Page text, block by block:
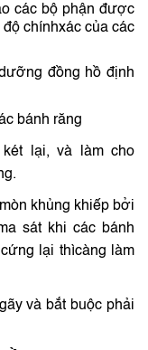
các bộ phận được
chínhxác của các
đồng hồ định
bánh răng
két lại, và làm cho
khủng khiếp bởi
sát khi các bánh
lại thìcàng làm
và bắt buộc phải